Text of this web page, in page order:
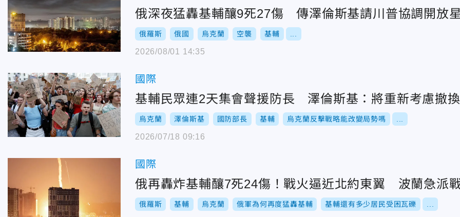
俄深夜猛轟基輔釀9死27傷 傳澤倫斯基請川普協調開放
俄羅斯 俄國 烏克蘭 空襲 基輔
2026/08/01 14:35
國際
基輔民眾連2天集會聲援防長 澤倫斯基：將重新考慮撤
烏克蘭 澤倫斯基 國防部長 基輔 烏克蘭反擊戰略能改變局勢嗎
2026/07/18 09:16
國際
俄再轟炸基輔釀7死24傷！戰火逼近北約東翼 波蘭急派
俄羅斯 基輔 烏克蘭 俄軍為何再度猛轟基輔 基輔還有多少居民受困瓦礫